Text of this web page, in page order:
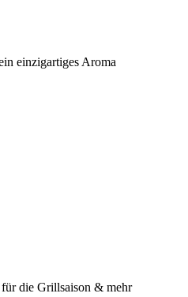
einzigartiges Aroma
die Grillsaison & mehr